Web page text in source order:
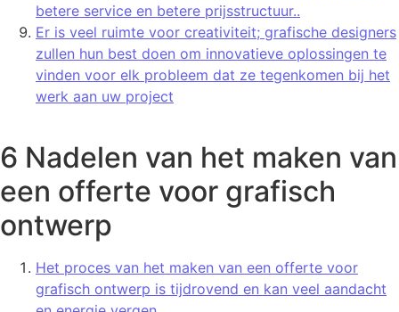
betere service en betere prijsstructuur..
Er is veel ruimte voor creativiteit; grafische designers
zullen hun best doen om innovatieve oplossingen te
vinden voor elk probleem dat ze tegenkomen bij het
werk aan uw project
6 Nadelen van het maken van
een offerte voor grafisch
ontwerp
Het proces van het maken van een offerte voor
grafisch ontwerp is tijdrovend en kan veel aandacht